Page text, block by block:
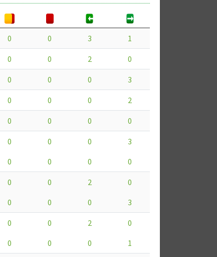
0 0 3 1
0 0 2 0
0 0 0 3
0 0 0 2
0 0 0 0
0 0 0
3
0 0 0 0
0 0 2
0
0 0 0 3
0 0 2
0
0 0 0 1